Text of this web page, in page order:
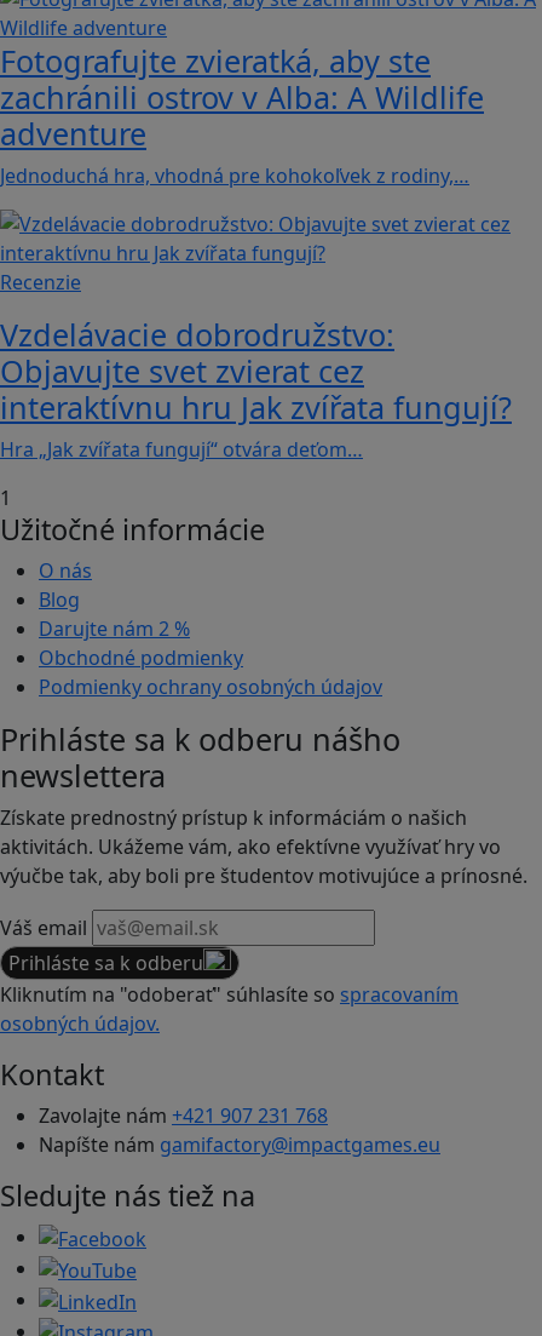
Fotografujte zvieratká, aby ste
zachránili ostrov v Alba: A Wildlife
adventure
Jednoduchá hra, vhodná pre kohokoľvek z rodiny,…
Recenzie
Vzdelávacie dobrodružstvo:
Objavujte svet zvierat cez
interaktívnu hru Jak zvířata fungují?
Hra „Jak zvířata fungují“ otvára deťom…
1
Užitočné informácie
O nás
Blog
Darujte nám 2 %
Obchodné podmienky
Podmienky ochrany osobných údajov
Prihláste sa k odberu nášho
newslettera
Získate prednostný prístup k informáciám o našich
aktivitách. Ukážeme vám, ako efektívne využívať hry vo
výučbe tak, aby boli pre študentov motivujúce a prínosné.
Váš email
Prihláste sa k odberu
Kliknutím na "odoberať" súhlasíte so spracovaním
osobných údajov.
Kontakt
Zavolajte nám +421 907 231 768
Napíšte nám gamifactory@impactgames.eu
Sledujte nás tiež na